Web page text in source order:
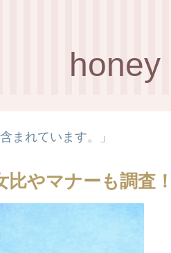
honey
まれています。」
やマナーも調査！